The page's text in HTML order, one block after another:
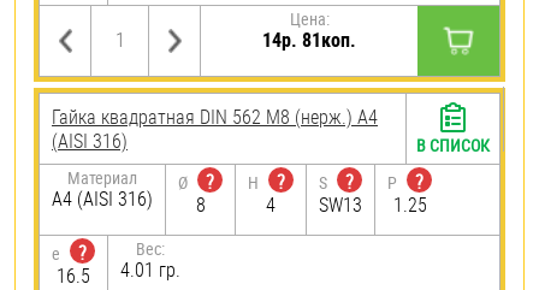
Цена:
14р. 81коп.
Гайка квадратная DIN 562 М8 (нерж.) A4
(AISI 316)
Материал
A4 (AISI 316)
Ø
?
8
H
?
4
S
?
SW13
P
?
1.25
e
?
16.5
Вес:
4.01 гр.
В СПИСОК